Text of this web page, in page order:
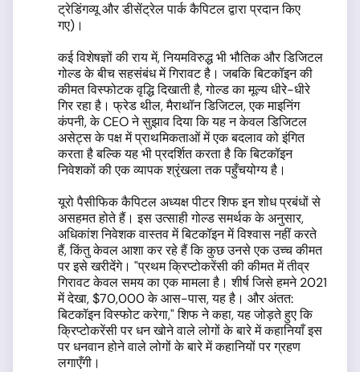
ट्रेडिंगव्यू और डीसेंट्रेल पार्क कैपिटल द्वारा प्रदान किए
गए)।
कई विशेषज्ञों की राय में, नियमविरुद्ध भी भौतिक और डिजिटल
गोल्ड के बीच सहसंबंध में गिरावट है। जबकि बिटकॉइन की
कीमत विस्फोटक वृद्धि दिखाती है, गोल्ड का मूल्य धीरे-धीरे
गिर रहा है। फ्रेड थील, मैराथॉन डिजिटल, एक माइनिंग
कंपनी, के CEO ने सुझाव दिया कि यह न केवल डिजिटल
असेट्स के पक्ष में प्राथमिकताओं में एक बदलाव को इंगित
करता है बल्कि यह भी प्रदर्शित करता है कि बिटकॉइन
निवेशकों की एक व्यापक श्रृंखला तक पहुँचयोग्य है।
यूरो पैसीफिक कैपिटल अध्यक्ष पीटर शिफ इन शोध प्रबंधों से
असहमत होते हैं। इस उत्साही गोल्ड समर्थक के अनुसार,
अधिकांश निवेशक वास्तव में बिटकॉइन में विश्वास नहीं करते
हैं, किंतु केवल आशा कर रहे हैं कि कुछ उनसे एक उच्च कीमत
पर इसे खरीदेंगे। "प्रथम क्रिप्टोकरेंसी की कीमत में तीव्र
गिरावट केवल समय का एक मामला है। शीर्ष जिसे हमने 2021
में देखा, $70,000 के आस-पास, यह है। और अंतत:
बिटकॉइन विस्फोट करेगा," शिफ ने कहा, यह जोड़ते हुए कि
क्रिप्टोकरेंसी पर धन खोने वाले लोगों के बारे में कहानियाँ इस
पर धनवान होने वाले लोगों के बारे में कहानियों पर ग्रहण
लगाएँगी।